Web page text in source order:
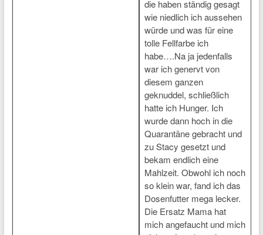
die haben ständig gesagt
wie niedlich ich aussehen
würde und was für eine
tolle Fellfarbe ich
habe….Na ja jedenfalls
war ich genervt von
diesem ganzen
geknuddel, schließlich
hatte ich Hunger. Ich
wurde dann hoch in die
Quarantäne gebracht und
zu Stacy gesetzt und
bekam endlich eine
Mahlzeit. Obwohl ich noch
so klein war, fand ich das
Dosenfutter mega lecker.
Die Ersatz Mama hat
mich angefaucht und mich